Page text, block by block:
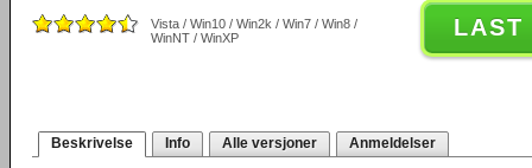
Vista / Win10 / Win2k / Win7 / Win8 /
WinNT / WinXP
LAST
Beskrivelse Info Alle versjoner Anmeldelser